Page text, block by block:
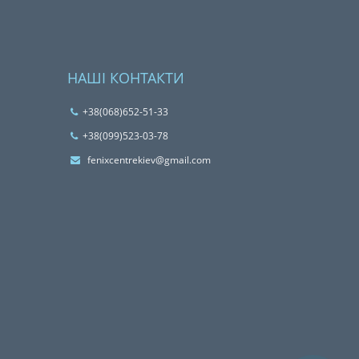
НАШІ КОНТАКТИ
+38(068)652-51-33
‎+38(099)523-03-78
fenixcentrekiev@gmail.com